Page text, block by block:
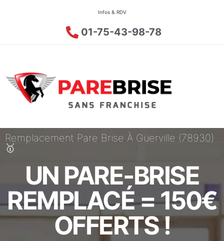
Infos & RDV
01-75-43-98-78
Remplacement Pare Brise À Guerville (78930)
🥇
UN PARE-BRISE
REMPLACÉ = 150€
OFFERTS !